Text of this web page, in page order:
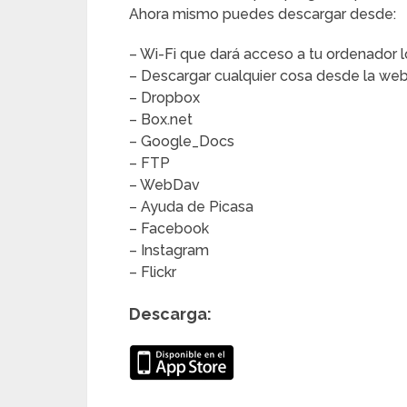
Ahora mismo puedes descargar desde:
– Wi-Fi que dará acceso a tu ordenador
– Descargar cualquier cosa desde la web
– Dropbox
– Box.net
– Google_Docs
– FTP
– WebDav
– Ayuda de Picasa
– Facebook
– Instagram
– Flickr
Descarga: